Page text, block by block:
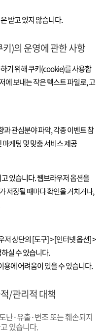
받고 있지 않습니다.
)의 운영에 관한 사항
기 위해 쿠키(cookie)를 사용합
에 보내는 작은 텍스트 파일로, 고
과 관심분야 파악, 각종 이벤트 참
케팅 및 맞춤 서비스 제공
있습니다. 웹브라우저 옵션을
저장될 때마다 확인을 거치거나,
저 상단의 [도구] > [인터넷 옵션] >
실 수 있습니다.
용에 어려움이 있을 수 있습니다.
/관리적 대책
난·유출·변조 또는 훼손되지
있습니다.